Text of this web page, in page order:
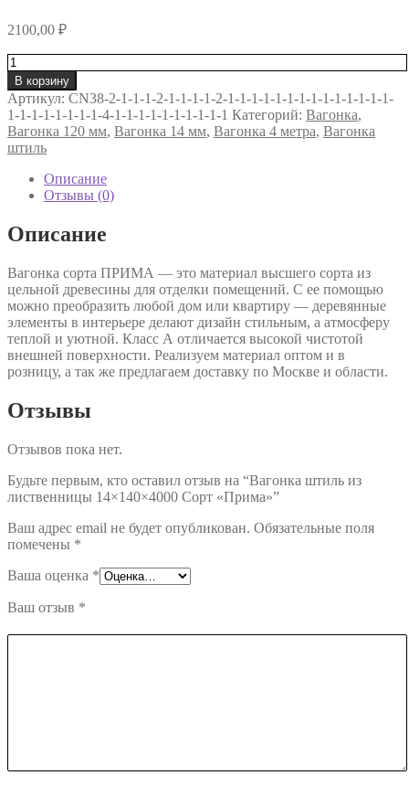
2100,00 ₽
Количество
товара
Вагонка
штиль
из
лиственницы
14×140×4000
Сорт
«Прима»
В корзину
Артикул: CN38-2-1-1-1-2-1-1-1-1-2-1-1-1-1-1-1-1-1-1-1-1-1-1-1-
1-1-1-1-1-1-1-1-4-1-1-1-1-1-1-1-1-1-1 Категорий: Вагонка,
Вагонка 120 мм, Вагонка 14 мм, Вагонка 4 метра, Вагонка
штиль
Описание
Отзывы (0)
Описание
Вагонка сорта ПРИМА — это материал высшего сорта из
цельной древесины для отделки помещений. С ее помощью
можно преобразить любой дом или квартиру — деревянные
элементы в интерьере делают дизайн стильным, а атмосферу
теплой и уютной. Класс А отличается высокой чистотой
внешней поверхности. Реализуем материал оптом и в
розницу, а так же предлагаем доставку по Москве и области.
Отзывы
Отзывов пока нет.
Будьте первым, кто оставил отзыв на “Вагонка штиль из
лиственницы 14×140×4000 Сорт «Прима»”
Ваш адрес email не будет опубликован. Обязательные поля
помечены *
Ваша оценка *
Ваш отзыв *